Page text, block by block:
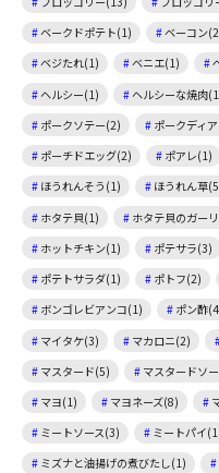
ベークドポテト(1)
ベーコン
ベジたれ(1)
ベニエ(1)
ヘルシー(1)
ヘルシーな焼肉
ポークソテー(2)
ポークディ
ポーチドエッグ(2)
ポアレ(1)
ほうれんそう(1)
ほうれん草
ホタテ貝(1)
ホタテ貝のガー
ホットチキン(1)
ポテサラ(3)
ポテトサラダ(1)
ポトフ(2)
ボンゴレビアンコ(1)
ポン酢
マイタケ(3)
マカロニ(2)
マスタード(5)
マスタードソ
マヨ(1)
マヨネーズ(8)
ミートソース(3)
ミートパイ
ミズナと油揚げの煮びたし(1)